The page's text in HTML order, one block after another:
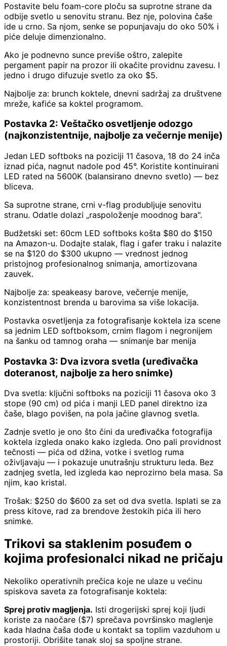
Postavite belu foam-core ploču sa suprotne strane da
odbije svetlo u senovitu stranu. Bez nje, polovina čaše
ide u crno. Sa njom, senke se popunjavaju do oko 50% i
piće deluje dimenzionalno.
Ako je podnevno sunce previše oštro, zalepite
pergament papir na prozor ili okačite providnu zavesu. I
jedno i drugo difuzuje svetlo za oko $5.
Najbolje za: brunch koktele, dnevni sadržaj za društvene
mreže, kafiće sa koktel programom.
Postavka 2: Veštačko osvetljenje odozgo
(najkonzistentnije, najbolje za večernje menije)
Jedan LED softboks na poziciji 11 časova, 18 do 24 inča
iznad pića, nagnut nadole pod 45°. Koristite kontinuirani
LED rated na 5600K (balansirano dnevno svetlo) — bez
bliceva.
Sa suprotne strane, crni v-flag produbljuje senovitu
stranu. Odatle dolazi „raspoloženje moodnog bara".
Budžetski set: 60cm LED softboks košta $80 do $150
na Amazon-u. Dodajte stalak, flag i gafer traku i nalazite
se na $120 do $300 ukupno — vrednost jednog
pristojnog profesionalnog snimanja, amortizovana
zauvek.
Najbolje za: speakeasy barove, večernje menije,
konzistentnost brenda u barovima sa više lokacija.
Postavka osvetljenja za fotografisanje koktela iza scene
sa jednim LED softboksom, crnim flagom i negronijem
na šanku od tamnog oraha — snimanje bar menija
Postavka 3: Dva izvora svetla (uređivačka
doteranost, najbolje za hero snimke)
Dva svetla: ključni softboks na poziciji 11 časova oko 3
stope (90 cm) od pića i manji LED panel direktno iza
čaše, blago povišen, na pola jačine glavnog svetla.
Zadnje svetlo je ono što čini da uređivačka fotografija
koktela izgleda onako kako izgleda. Ono pali providnost
tečnosti — pića od džina, votke i svetlog ruma
oživljavaju — i pokazuje unutrašnju strukturu leda. Bez
zadnjeg svetla, led izgleda kao neprozirno bela masa. Sa
njim, kao kristal.
Trošak: $250 do $600 za set od dva svetla. Isplati se za
press kitove, rad za brendove žestokih pića ili hero
snimke.
Trikovi sa staklenim posuđem o
kojima profesionalci nikad ne pričaju
Nekoliko operativnih prečica koje ne ulaze u većinu
spiskova saveta za fotografisanje koktela:
Sprej protiv magljenja. Isti drogerijski sprej koji ljudi
koriste za naočare ($7) sprečava površinsko maglenje
kada hladna čaša dođe u kontakt sa toplim vazduhom u
prostoriji. Obrišite tanak sloj sa spoljne strane.